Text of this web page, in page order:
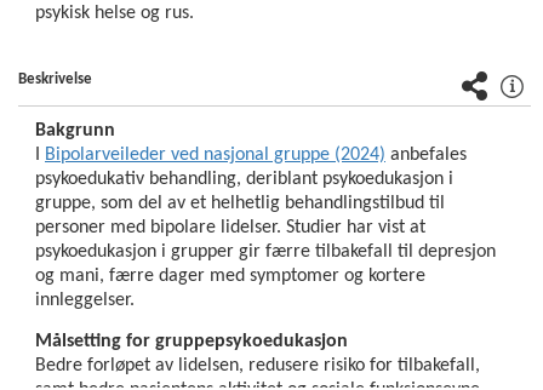
KORONA
19)
Klinikk
Bærum
sykehus
Klinikk
Drammen
psykisk helse og rus.
Beskrivelse
Bakgrunn
Bipolarveileder ved nasjonal gruppe (2024) anbefales
psykoedukativ behandling, deriblant psykoedukasjon i
gruppe, som del av et helhetlig behandlingstilbud til
personer med bipolare lidelser. Studier har vist at
psykoedukasjon i grupper gir færre tilbakefall til depresjon
og mani, færre dager med symptomer og kortere
innleggelser.
Målsetting for gruppepsykoedukasjon
Bedre forløpet av lidelsen, redusere risiko for tilbakefall,